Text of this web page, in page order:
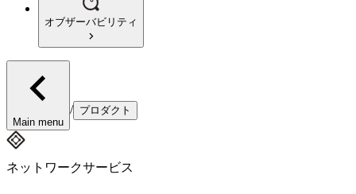
オブザーバビリティ
Main menu
/ プロダクト
ネットワークサービス